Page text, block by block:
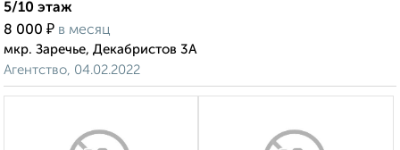
5/10 этаж
8 000 ₽ в месяц
мкр. Заречье, Декабристов 3А
Агентство, 04.02.2022